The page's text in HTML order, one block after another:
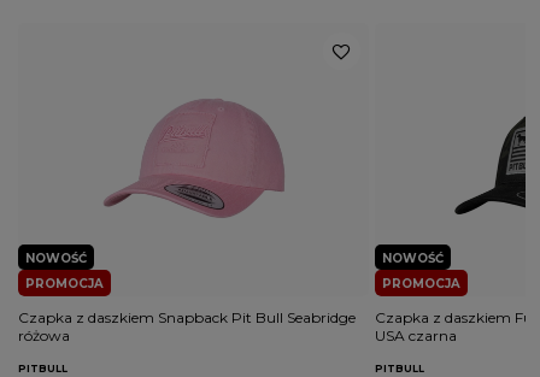
PROMOCJA
NOWOŚĆ
Czapka z daszkiem Snapback Pit Bull Seabridge
różowa
PITBULL
PROMOCJA
NOWOŚĆ
Czapka z daszkiem
USA czarna
PITBULL